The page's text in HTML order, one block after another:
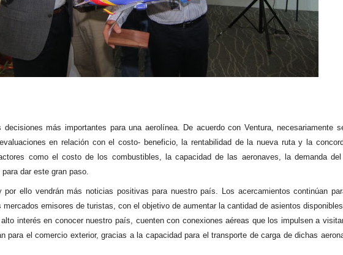
más importantes para una aerolínea. De acuerdo con Ventura, necesariamente
en relación con el costo- beneficio, la rentabilidad de la nueva ruta y la
como el costo de los combustibles, la capacidad de las aeronaves, la demanda
dar este gran paso.
ello vendrán más noticias positivas para nuestro país. Los acercamientos continúan
mercados emisores de turistas, con el objetivo de aumentar la cantidad de asientos
interés en conocer nuestro país, cuenten con conexiones aéreas que los impulsen a
para el comercio exterior, gracias a la capacidad para el transporte de carga de dichas